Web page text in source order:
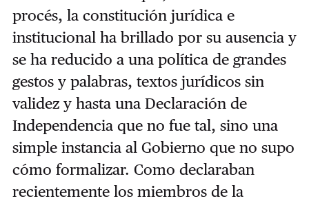
procés, la constitución jurídica e
institucional ha brillado por su ausencia y
se ha reducido a una política de grandes
gestos y palabras, textos jurídicos sin
validez y hasta una Declaración de
Independencia que no fue tal, sino una
simple instancia al Gobierno que no supo
cómo formalizar. Como declaraban
recientemente los miembros de la